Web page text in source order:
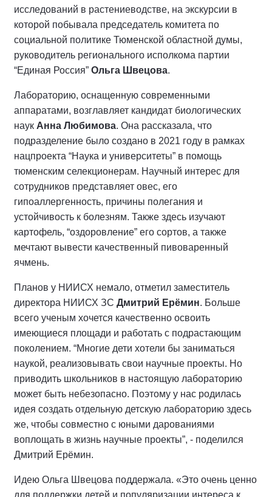
исследований в растениеводстве, на экскурсии в
которой побывала председатель комитета по
социальной политике Тюменской областной думы,
руководитель регионального исполкома партии
“Единая Россия” Ольга Швецова.
Лабораторию, оснащенную современными
аппаратами, возглавляет кандидат биологических
наук Анна Любимова. Она рассказала, что
подразделение было создано в 2021 году в рамках
нацпроекта “Наука и университеты” в помощь
тюменским селекционерам. Научный интерес для
сотрудников представляет овес, его
гипоаллергенность, причины полегания и
устойчивость к болезням. Также здесь изучают
картофель, “оздоровление” его сортов, а также
мечтают вывести качественный пивоваренный
ячмень.
Планов у НИИСХ немало, отметил заместитель
директора НИИСХ ЗС Дмитрий Ерёмин. Больше
всего ученым хочется качественно освоить
имеющиеся площади и работать с подрастающим
поколением. “Многие дети хотели бы заниматься
наукой, реализовывать свои научные проекты. Но
приводить школьников в настоящую лабораторию
может быть небезопасно. Поэтому у нас родилась
идея создать отдельную детскую лабораторию здесь
же, чтобы совместно с юными дарованиями
воплощать в жизнь научные проекты”, - поделился
Дмитрий Ерёмин.
Идею Ольга Швецова поддержала. «Это очень ценно
для поддержки детей и популяризации интереса к